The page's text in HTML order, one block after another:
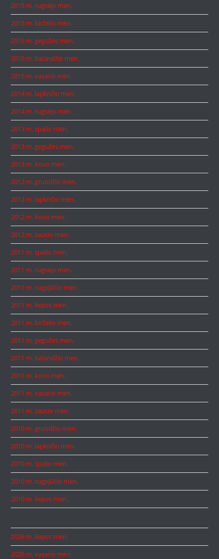
2015 m. rugsėjo mėn.
2015 m. birželio mėn.
2015 m. gegužės mėn.
2015 m. balandžio mėn.
2015 m. vasario mėn.
2014 m. lapkričio mėn.
2014 m. rugsėjo mėn.
2013 m. spalio mėn.
2013 m. gegužės mėn.
2013 m. kovo mėn.
2012 m. gruodžio mėn.
2012 m. lapkričio mėn.
2012 m. kovo mėn.
2012 m. sausio mėn.
2011 m. spalio mėn.
2011 m. rugsėjo mėn.
2011 m. rugpjūčio mėn.
2011 m. liepos mėn.
2011 m. birželio mėn.
2011 m. gegužės mėn.
2011 m. balandžio mėn.
2011 m. kovo mėn.
2011 m. vasario mėn.
2011 m. sausio mėn.
2010 m. gruodžio mėn.
2010 m. lapkričio mėn.
2010 m. spalio mėn.
2010 m. rugpjūčio mėn.
2010 m. liepos mėn.
2026 m. liepos mėn.
2026 m. vasario mėn.